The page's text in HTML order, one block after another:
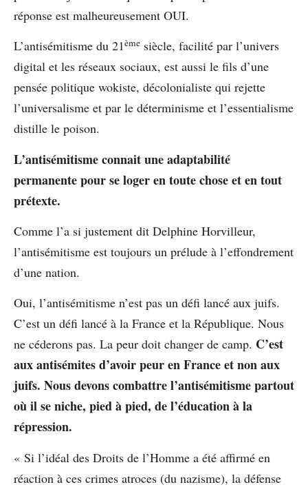
réponse est malheureusement OUI.
L’antisémitisme du 21ème siècle, facilité par l’univers
digital et les réseaux sociaux, est aussi le fils d’une
pensée politique wokiste, décolonialiste qui rejette
l’universalisme et par le déterminisme et l’essentialisme
distille le poison.
L’antisémitisme connait une adaptabilité
permanente pour se loger en toute chose et en tout
prétexte.
Comme l’a si justement dit Delphine Horvilleur,
l’antisémitisme est toujours un prélude à l’effondrement
d’une nation.
Oui, l’antisémitisme n’est pas un défi lancé aux juifs.
C’est un défi lancé à la France et la République. Nous
ne céderons pas. La peur doit changer de camp. C’est
aux antisémites d’avoir peur en France et non aux
juifs. Nous devons combattre l’antisémitisme partout
où il se niche, pied à pied, de l’éducation à la
répression.
« Si l’idéal des Droits de l’Homme a été affirmé en
réaction à ces crimes atroces (du nazisme), la défense